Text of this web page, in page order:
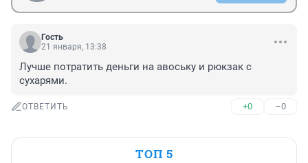
Гость
21 января, 13:38
Лучше потратить деньги на авоську и рюкзак с
сухарями.
ОТВЕТИТЬ +0 –0
ТОП 5